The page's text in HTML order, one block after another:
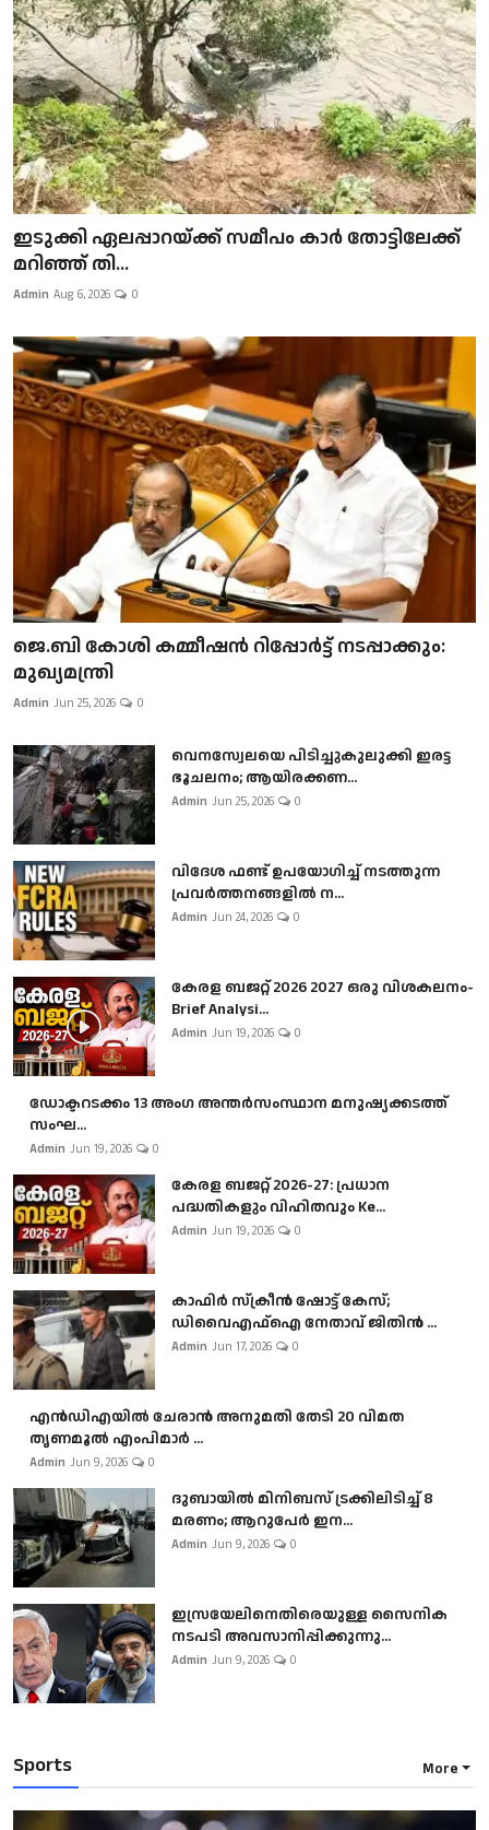
ഇടുക്കി ഏലപ്പാറയ്ക്ക് സമീപം കാർ തോട്ടിലേക്ക്
മറിഞ്ഞ് തി...
Admin Aug 6, 2026 0
ജെ.ബി കോശി കമ്മീഷൻ റിപ്പോർട്ട് നടപ്പാക്കും:
മുഖ്യമന്ത്രി
Admin Jun 25, 2026 0
വെനസ്വേലയെ പിടിച്ചുകുലുക്കി ഇരട്ട
ഭൂചലനം; ആയിരക്കണ...
Admin Jun 25, 2026 0
വിദേശ ഫണ്ട് ഉപയോഗിച്ച് നടത്തുന്ന
പ്രവർത്തനങ്ങളിൽ ന...
Admin Jun 24, 2026 0
കേരള ബജറ്റ് 2026 2027 ഒരു വിശകലനം-
Brief Analysi...
Admin Jun 19, 2026 0
ഡോക്ടറടക്കം 13 അംഗ അന്തർസംസ്ഥാന മനുഷ്യക്കടത്ത്
സംഘ...
Admin Jun 19, 2026 0
കേരള ബജറ്റ് 2026-27: പ്രധാന
പദ്ധതികളും വിഹിതവും Ke...
Admin Jun 19, 2026 0
കാഫിർ സ്‌ക്രീൻ ഷോട്ട് കേസ്;
ഡിവൈഎഫ്ഐ നേതാവ് ജിതിൻ ...
Admin Jun 17, 2026 0
എൻഡിഎയിൽ ചേരാൻ അനുമതി തേടി 20 വിമത
തൃണമൂൽ എംപിമാർ ...
Admin Jun 9, 2026 0
ദുബായിൽ മിനിബസ്​ ട്രക്കിലിടിച്ച് 8
മരണം; ആറുപേർ ഇന...
Admin Jun 9, 2026 0
ഇസ്രയേലിനെതിരെയുള്ള സൈനിക
നടപടി അവസാനിപ്പിക്കുന്നു...
Admin Jun 9, 2026 0
Sports More